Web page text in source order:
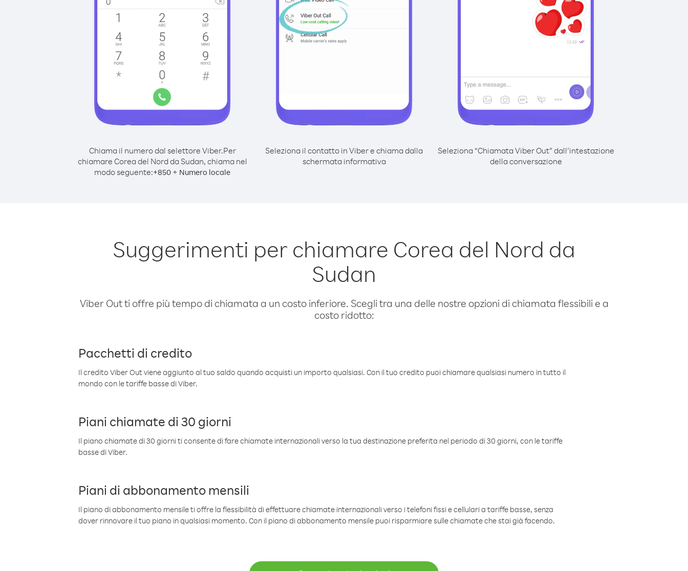
Chiama il numero dal selettore Viber.Per
chiamare Corea del Nord da Sudan, chiama nel
modo seguente:+850 + Numero locale
Seleziona il contatto in Viber e chiama dalla
schermata informativa
Seleziona “Chiamata Viber Out” dall’intestazione
della conversazione
Suggerimenti per chiamare Corea del Nord da
Sudan
Viber Out ti offre più tempo di chiamata a un costo inferiore. Scegli tra una delle nostre opzioni di chiamata flessibili e a
costo ridotto:
Pacchetti di credito
Il credito Viber Out viene aggiunto al tuo saldo quando acquisti un importo qualsiasi. Con il tuo credito puoi chiamare qualsiasi numero in tutto il
mondo con le tariffe basse di Viber.
Piani chiamate di 30 giorni
Il piano chiamate di 30 giorni ti consente di fare chiamate internazionali verso la tua destinazione preferita nel periodo di 30 giorni, con le tariffe
basse di Viber.
Piani di abbonamento mensili
Il piano di abbonamento mensile ti offre la flessibilità di effettuare chiamate internazionali verso i telefoni fissi e cellulari a tariffe basse, senza
dover rinnovare il tuo piano in qualsiasi momento. Con il piano di abbonamento mensile puoi risparmiare sulle chiamate che stai già facendo.